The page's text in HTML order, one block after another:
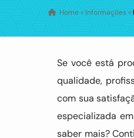
Home » Informações »
Se você está
qualidade,
com sua
especializada
saber mais?